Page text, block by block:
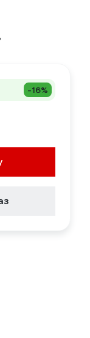
-16%